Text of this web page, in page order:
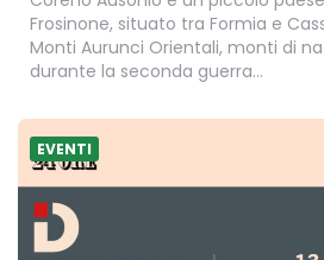
Frosinone, situato tra Formia e
Monti Aurunci Orientali, monti di
durante la seconda guerra…
EVENTI